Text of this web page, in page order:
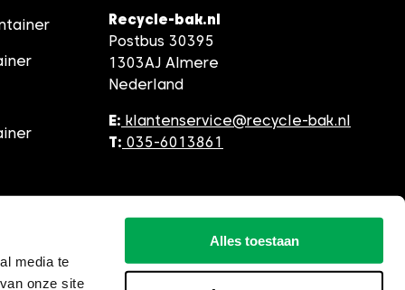
media te
onze site
Alles toestaan
Recycle-bak.nl
Postbus 30395
1303AJ Almere
Nederland
E: klantenservice@recycle-bak.nl
T: 035-6013861